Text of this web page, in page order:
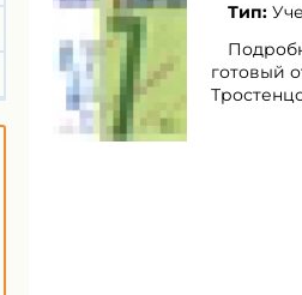
Тип:
готовый